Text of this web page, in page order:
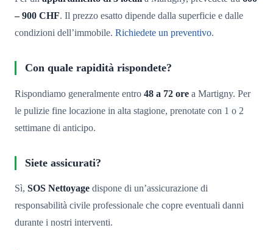
– 900 CHF. Il prezzo esatto dipende dalla superficie e dalle
condizioni dell’immobile. Richiedete un preventivo.
Con quale rapidità rispondete?
Rispondiamo generalmente entro 48 a 72 ore a Martigny. Per
le pulizie fine locazione in alta stagione, prenotate con 1 o 2
settimane di anticipo.
Siete assicurati?
Sì, SOS Nettoyage dispone di un’assicurazione di
responsabilità civile professionale che copre eventuali danni
durante i nostri interventi.